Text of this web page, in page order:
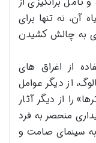
آن، نه تنها برای
به چالش کشیدن
از اغراق های
از دیگر عوامل
را از دیگر آثار
منحصر به فرد
به سینمای صامت و